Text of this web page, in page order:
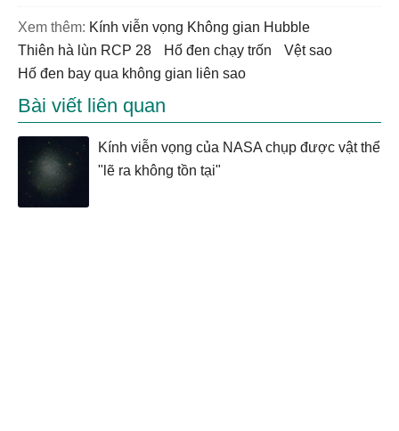
Xem thêm:
Kính viễn vọng Không gian Hubble
thiên hà lùn RCP 28
hố đen chạy trốn
vệt sao
hố đen bay qua không gian liên sao
Bài viết liên quan
Kính viễn vọng của NASA chụp được vật thể
"lẽ ra không tồn tại"